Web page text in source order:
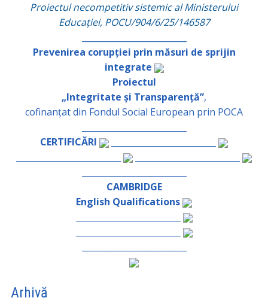
Proiectul necompetitiv sistemic al Ministerului
Educației, POCU/904/6/25/146587
Prevenirea corupției prin măsuri de sprijin
integrate
Proiectul
„Integritate și Transparență”,
cofinanțat din Fondul Social European prin POCA
CERTIFICĂRI
CAMBRIDGE
English Qualifications
Arhivă